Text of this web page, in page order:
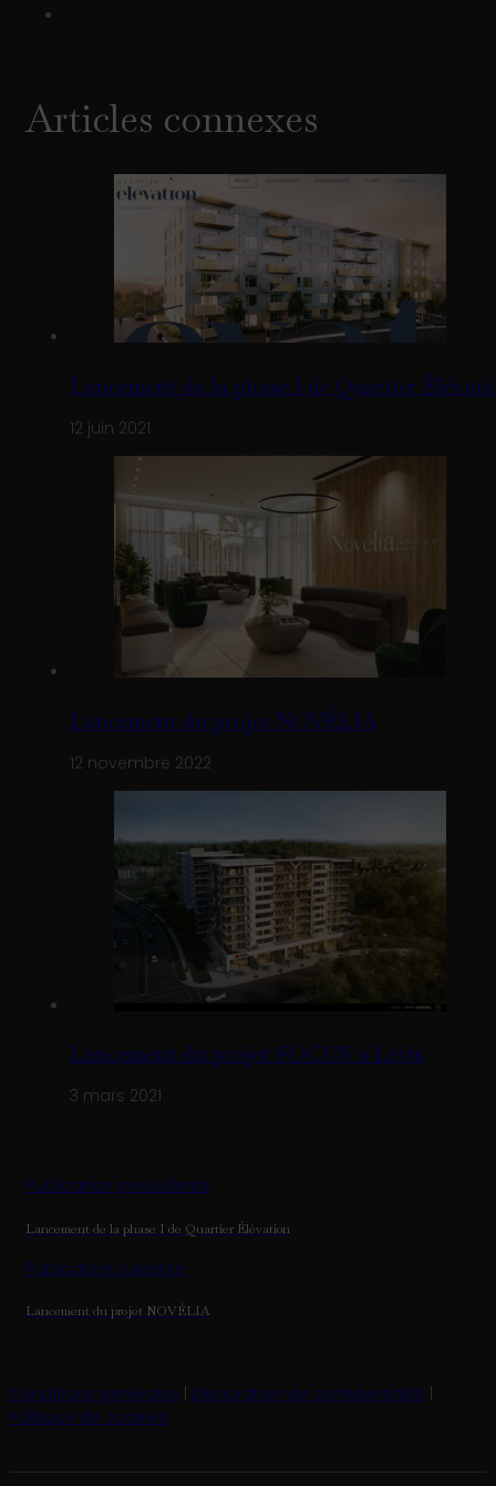
Articles connexes
Lancement de la phase I de Quartier
12 juin 2021
Lancement du projet NOVÉLIA
12 novembre 2022
Lancement du projet FOCUS à Lévis
3 mars 2021
Publication précédente
Lancement de la phase I de Quartier Élévation
Publication suivante
Lancement du projet NOVÉLIA
Conditions générales | Déclaration de confidentialité |
Politique de cookies